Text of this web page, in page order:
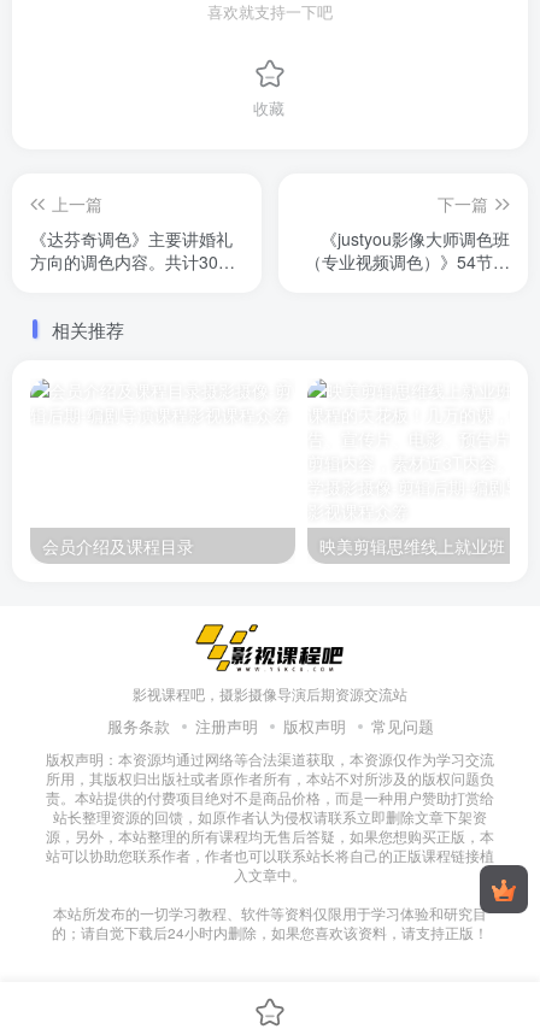
喜欢就支持一下吧
收藏
上一篇
《达芬奇调色》主要讲婚礼
方向的调色内容。共计30
下一篇
《justyou影像大师调色班
（专业视频调色）》54节视
相关推荐
会员介绍及课程目录
影视课程吧，摄影摄像导演后期资源交流站
服务条款 注册声明 版权声明 常见问题
版权声明：本资源均通过网络等合法渠道获取，本资源仅作为学习交流
所用，其版权归出版社或者原作者所有，本站不对所涉及的版权问题负
责。本站提供的付费项目绝对不是商品价格，而是一种用户赞助打赏给
站长整理资源的回馈，如原作者认为侵权请联系立即删除文章下架资
源，另外，本站整理的所有课程均无售后答疑，如果您想购买正版，本
站可以协助您联系作者，作者也可以联系站长将自己的正版课程链接植
入文章中。
本站所发布的一切学习教程、软件等资料仅限用于学习体验和研究目
的；请自觉下载后24小时内删除，如果您喜欢该资料，请支持正版！